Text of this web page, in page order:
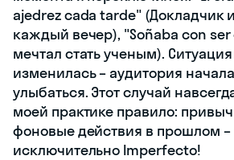
ajedrez cada tarde" (Докладчик
каждый вечер), "Soñaba con
мечтал стать ученым).
изменилась – аудитория
улыбаться. Этот случай
моей практике правило:
фоновые действия в прошлом –
исключительно Imperfecto!